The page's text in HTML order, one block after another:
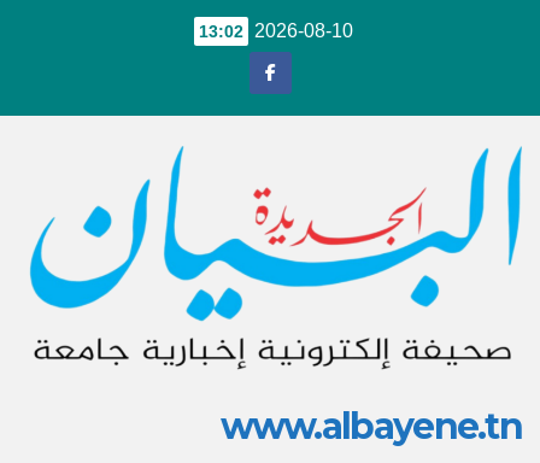
2026-08-10
13:02
www.albayene.tn